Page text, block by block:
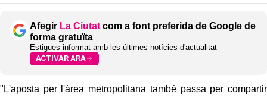
Afegir La Ciutat com a font preferida de Google de
forma gratuïta
Estigues informat amb les últimes notícies d'actualitat
ACTIVAR ARA
"L'aposta per l'àrea metropolitana també passa per compartir